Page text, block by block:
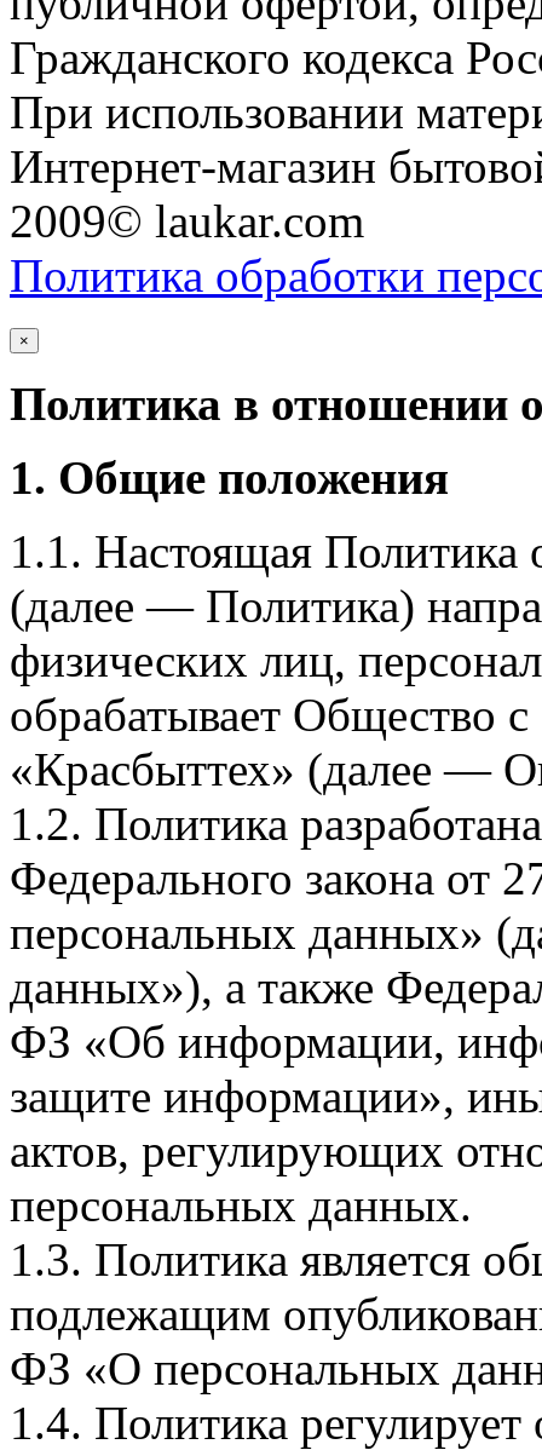
Гражданского кодекса
При использовании
Интернет-магазин
2009© laukar.com
Политика обработки
×
Политика в отношении
1. Общие положения
1.1. Настоящая Политика
(далее — Политика)
физических лиц,
обрабатывает Общество
«Красбыттех» (далее —
1.2. Политика
Федерального закона
персональных данных»
данных»), а также
ФЗ «Об информации,
защите информации»,
актов, регулирующих
персональных данных.
1.3. Политика является
подлежащим
ФЗ «О персональных
1.4. Политика